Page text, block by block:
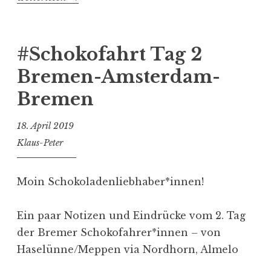
Bremen-
Amsterdam-
Bremen“
#Schokofahrt Tag 2
Bremen-Amsterdam-
Bremen
18. April 2019
Klaus-Peter
Moin Schokoladenliebhaber*innen!
Ein paar Notizen und Eindrücke vom 2. Tag
der Bremer Schokofahrer*innen – von
Haselünne/Meppen via Nordhorn, Almelo